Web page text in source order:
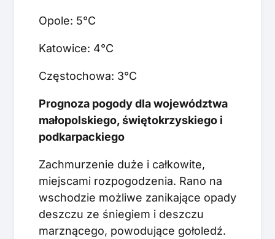
Opole: 5°C
Katowice: 4°C
Częstochowa: 3°C
Prognoza pogody dla województwa
małopolskiego, świętokrzyskiego i
podkarpackiego
Zachmurzenie duże i całkowite,
miejscami rozpogodzenia. Rano na
wschodzie możliwe zanikające opady
deszczu ze śniegiem i deszczu
marznącego, powodujące gołoledź.